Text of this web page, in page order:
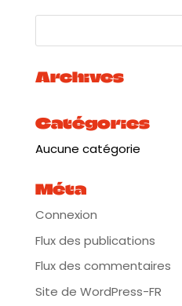
Plus d’infos:https://urlz.fr/
Archives
Catégories
Aucune catégorie
Méta
Connexion
Flux des publications
Flux des commentaires
Site de WordPress-FR